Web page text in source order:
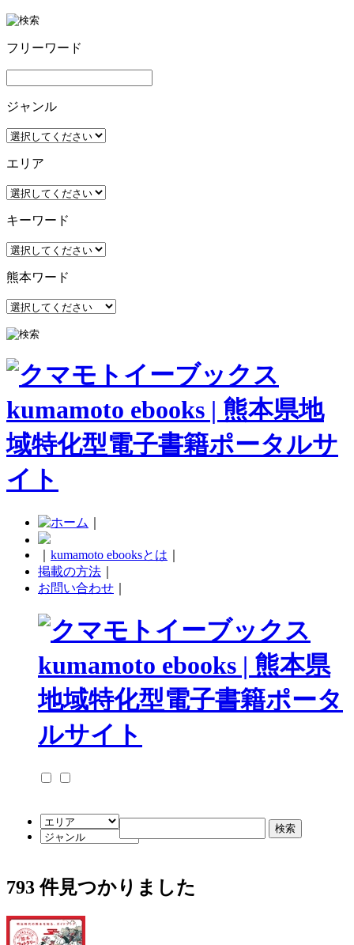
フリーワード
ジャンル
エリア
キーワード
熊本ワード
kumamoto ebooksとは
掲載の方法
お問い合わせ
793件見つかりました